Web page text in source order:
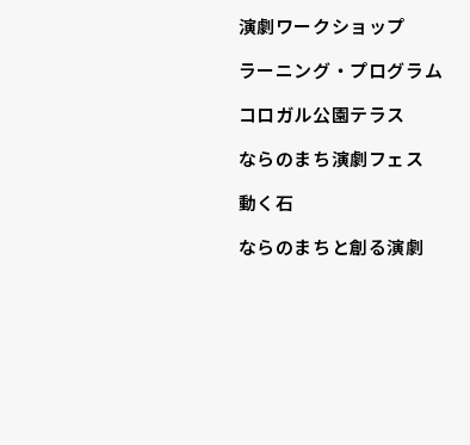
演劇ワークショップ
ラーニング・プログラム
コロガル公園テラス
ならのまち演劇フェス
動く石
ならのまちと創る演劇